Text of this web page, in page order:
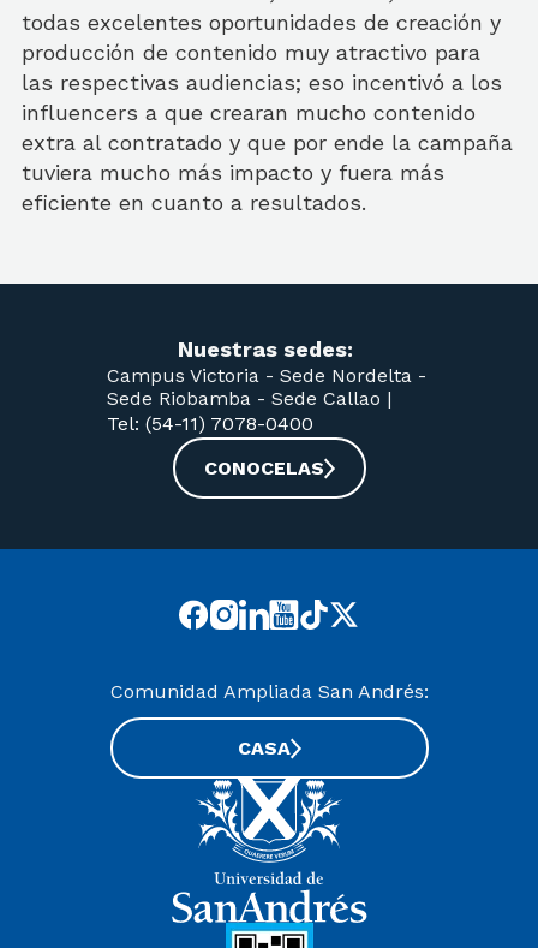
todas excelentes oportunidades de creación y
producción de contenido muy atractivo para
las respectivas audiencias; eso incentivó a los
influencers a que crearan mucho contenido
extra al contratado y que por ende la campaña
tuviera mucho más impacto y fuera más
eficiente en cuanto a resultados.
Nuestras sedes:
Campus Victoria - Sede Nordelta -
Sede Riobamba - Sede Callao |
Tel: (54-11) 7078-0400
CONOCELAS
Comunidad Ampliada San Andrés:
CASA